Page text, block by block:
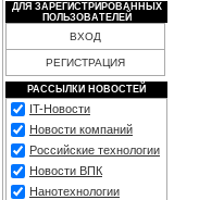
ДЛЯ ЗАРЕГИСТРИРОВАННЫХ
ПОЛЬЗОВАТЕЛЕЙ
ВХОД
РЕГИСТРАЦИЯ
РАССЫЛКИ НОВОСТЕЙ
IT-Новости
Новости компаний
Российские технологии
Новости ВПК
Нанотехнологии